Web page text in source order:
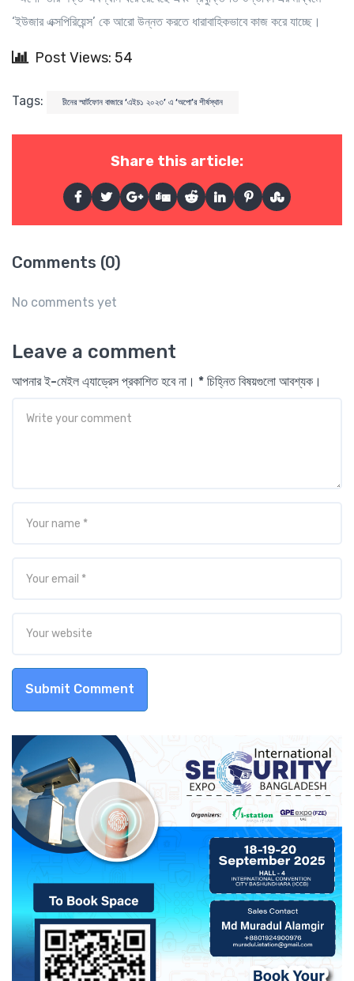
‘ইউজার এক্সপিরিয়েন্স’ কে আরো উন্নত করতে ধারাবাহিকভাবে কাজ করে যাচ্ছে।
Post Views: 54
Tags: চীনের স্মার্টফোন বাজারে ‘এইচ১ ২০২৩’ এ ‘অপো’র শীর্ষস্থান
Share this article:
Comments (0)
No comments yet
Leave a comment
আপনার ই-মেইল এ্যাড্রেস প্রকাশিত হবে না। * চিহ্নিত বিষয়গুলো আবশ্যক।
Submit Comment